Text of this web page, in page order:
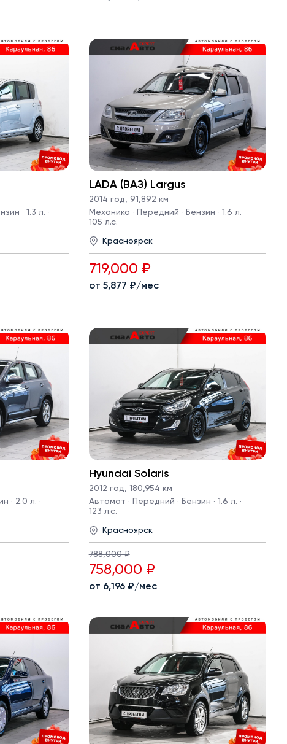
· 1.3 л. ·
LADA (ВАЗ) Largus
2014 год, 91,892 км
Механика · Передний · Бензин · 1.6 л. ·
105 л.с.
Красноярск
719,000 ₽
от 5,877 ₽/мес
· 2.0 л. ·
Hyundai Solaris
2012 год, 180,954 км
Автомат · Передний · Бензин · 1.6 л. ·
123 л.с.
Красноярск
788,000 ₽
758,000 ₽
от 6,196 ₽/мес